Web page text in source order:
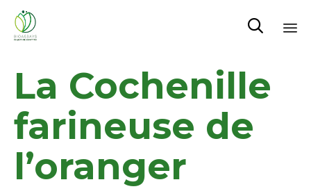

La Cochenille
farineuse de
l’oranger